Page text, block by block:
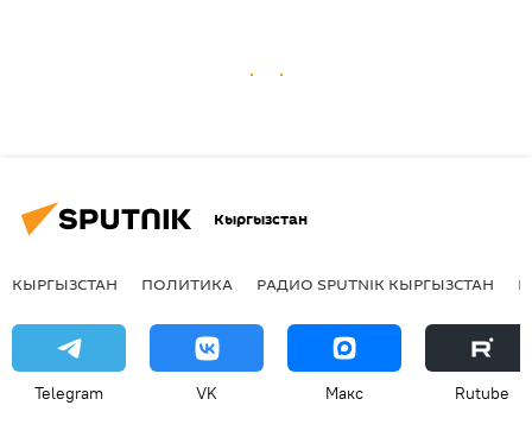
Кыргызстан
КЫРГЫЗСТАН ПОЛИТИКА РАДИО SPUTNIK КЫРГЫЗСТАН
Telegram VK Макс Rutube